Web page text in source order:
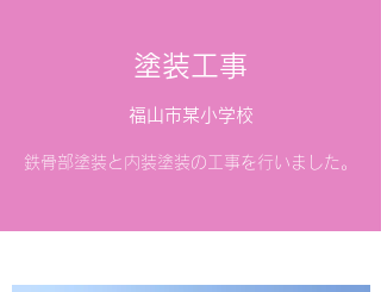
​​塗装工事
​​福山市某小学校
​鉄骨部塗装と内装塗装の工事を行いました。​